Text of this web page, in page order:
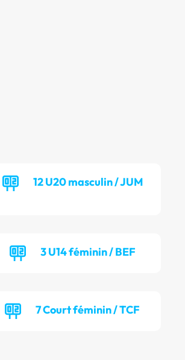
12 U20 masculin / JUM
3 U14 féminin / BEF
7 Court féminin / TCF